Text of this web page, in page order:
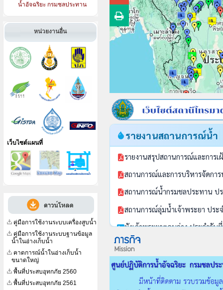
น้ำอัจฉริยะ กรมชลประทาน
หน่วยงานอื่น
เว็บไซต์แผนที่
คู่มือการใช้งานระบบเครื่องสูบน้ำ
คู่มือการใช้งานระบบฐานข้อมูล
น้ำในอ่างเก็บน้ำ
คาดการณ์น้ำในอ่างเก็บน้ำ
ขนาดใหญ่
พื้นที่ประสบอุทกภัย 2560
พื้นที่ประสบอุทกภัย 2561